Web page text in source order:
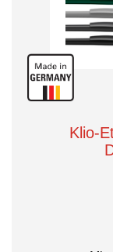
Klio-